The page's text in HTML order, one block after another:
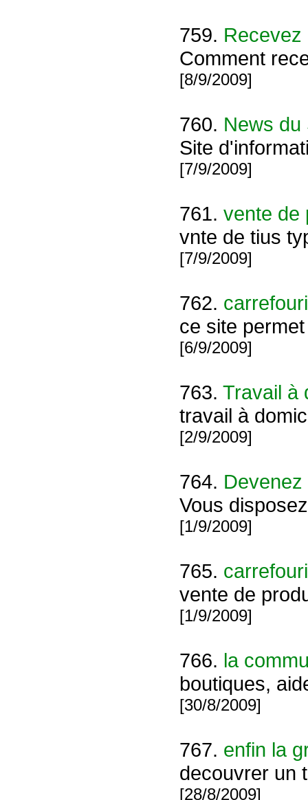
759. Recevez
Comment
[8/9/2009]
760. News du
Site
[7/9/2009]
761. vente de
vnte de tius
[7/9/2009]
762.
ce site
[6/9/2009]
763. Travail à
travail à
[2/9/2009]
764.
Vous
[1/9/2009]
765.
vente de
[1/9/2009]
766. la
boutiques,
[30/8/2009]
767. enfin la
decouvrer un
[28/8/2009]